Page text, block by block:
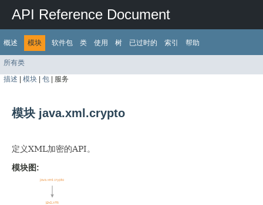
API Reference Document
概述 模块 软件包 类 使用 树 已过时的 索引 帮助
所有类
描述 模块 包 服务
模块 java.xml.crypto
定义XML加密的API。
模块图: